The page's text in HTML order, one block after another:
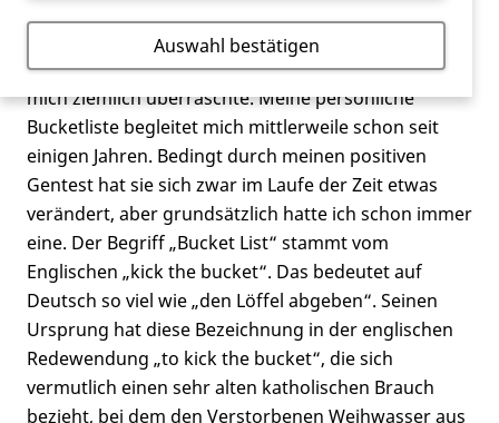
Bei diesem Telefonat habe ich ihm auch von meiner
Bucketliste erzählt. Er kannte den Begriff nicht, was
mich ziemlich überraschte. Meine persönliche
Bucketliste begleitet mich mittlerweile schon seit
einigen Jahren. Bedingt durch meinen positiven
Gentest hat sie sich zwar im Laufe der Zeit etwas
verändert, aber grundsätzlich hatte ich schon immer
eine. Der Begriff „Bucket List“ stammt vom
Englischen „kick the bucket“. Das bedeutet auf
Deutsch so viel wie „den Löffel abgeben“. Seinen
Ursprung hat diese Bezeichnung in der englischen
Redewendung „to kick the bucket“, die sich
vermutlich einen sehr alten katholischen Brauch
bezieht, bei dem den Verstorbenen Weihwasser aus
Auswahl bestätigen